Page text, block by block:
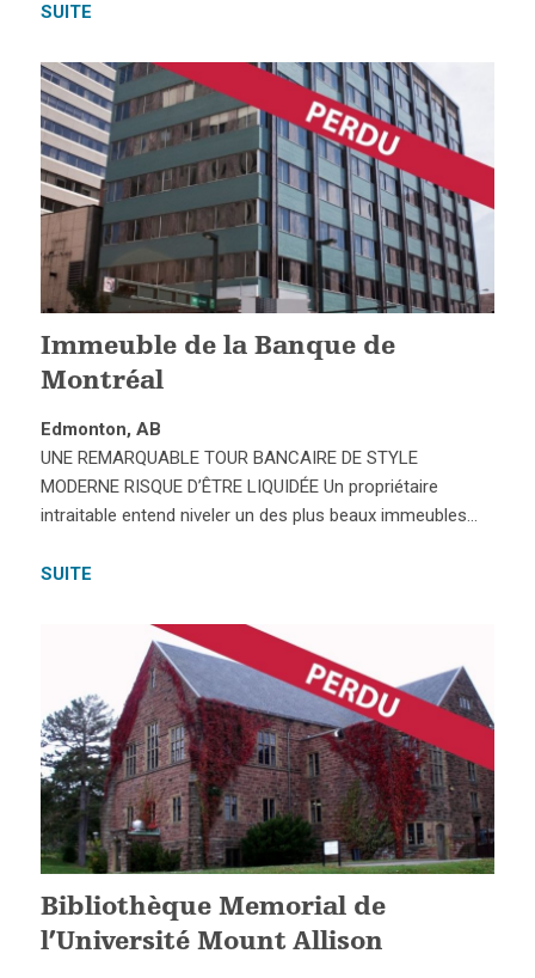
SUITE
Immeuble de la Banque de
Montréal
Edmonton, AB
UNE REMARQUABLE TOUR BANCAIRE DE STYLE
MODERNE RISQUE D’ÊTRE LIQUIDÉE Un propriétaire
intraitable entend niveler un des plus beaux immeubles…
SUITE
Bibliothèque Memorial de
l’Université Mount Allison